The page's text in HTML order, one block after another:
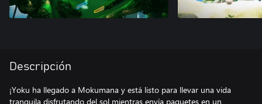
Descripción
¡Yoku ha llegado a Mokumana y está listo para llevar una vida
tranquila disfrutando del sol mientras envía paquetes en un